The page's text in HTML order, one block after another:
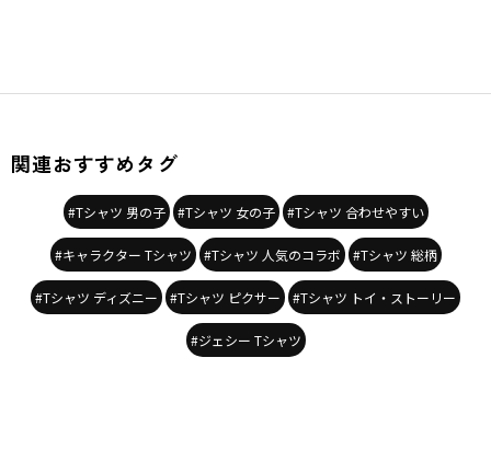
関連おすすめタグ
#Tシャツ 男の子 #Tシャツ 女の子 #Tシャツ 合わせやすい
#キャラクター Tシャツ #Tシャツ 人気のコラボ #Tシャツ 総柄
#Tシャツ ディズニー #Tシャツ ピクサー #Tシャツ トイ・ストーリー
#ジェシー Tシャツ